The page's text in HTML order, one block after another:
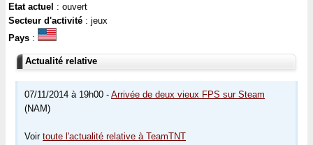
Etat actuel : ouvert
Secteur d'activité : jeux
Pays :
Actualité relative
07/11/2014 à 19h00 - Arrivée de deux vieux FPS sur Steam
(NAM)
Voir toute l'actualité relative à TeamTNT